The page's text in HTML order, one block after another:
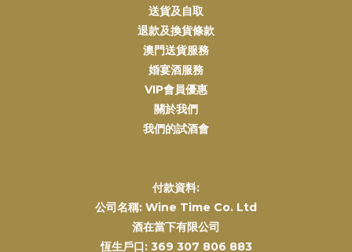
送貨及自取
退款及換貨條款
澳門送貨服務
婚宴酒服務
VIP會員優惠
關於我們
我們的試酒會
付款資料:
公司名稱: Wine Time Co. Ltd
酒在當下有限公司
恆生戶口: 369 307 806 883